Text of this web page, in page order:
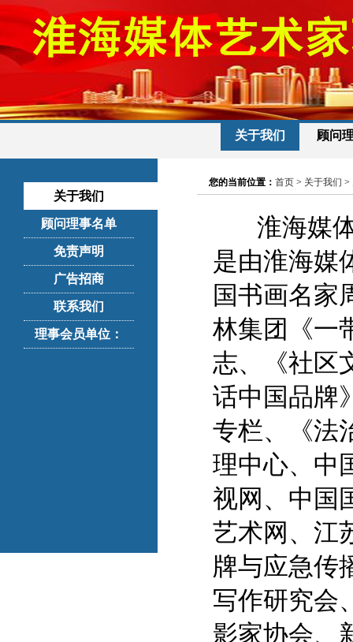
顾问
关于我们
关于我们
顾问理事名单
免责声明
广告招商
联系我们
理事会员单位：
您的当前位置： 首页 > 关于我们 >
淮海媒体
是由淮海媒
国书画名家
林集团《一
志、《社区
话中国品牌
专栏、
《法
理中心、中
视网、中国
艺术网、江
牌与应急传
写作研究会
影家协会、